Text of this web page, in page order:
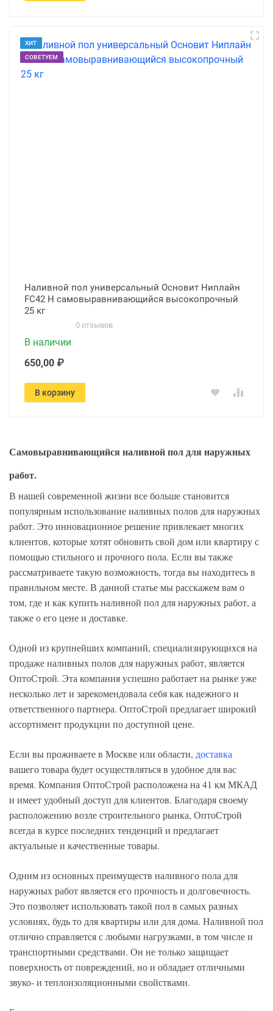
ХИТ
СОВЕТУЕМ
Наливной пол универсальный Основит Ниплайн
FC42 Н самовыравнивающийся высокопрочный
25 кг
0 отзывов
В наличии
650,00 ₽
В корзину
Самовыравнивающийся наливной пол для наружных
работ.
В нашей современной жизни все больше становится
популярным использование наливных полов для наружных
работ. Это инновационное решение привлекает многих
клиентов, которые хотят обновить свой дом или квартиру с
помощью стильного и прочного пола. Если вы также
рассматриваете такую возможность, тогда вы находитесь в
правильном месте. В данной статье мы расскажем вам о
том, где и как купить наливной пол для наружных работ, а
также о его цене и доставке.
Одной из крупнейших компаний, специализирующихся на
продаже наливных полов для наружных работ, является
ОптоСтрой. Эта компания успешно работает на рынке уже
несколько лет и зарекомендовала себя как надежного и
ответственного партнера. ОптоСтрой предлагает широкий
ассортимент продукции по доступной цене.
Если вы проживаете в Москве или области, доставка
вашего товара будет осуществляться в удобное для вас
время. Компания ОптоСтрой расположена на 41 км МКАД
и имеет удобный доступ для клиентов. Благодаря своему
расположению возле строительного рынка, ОптоСтрой
всегда в курсе последних тенденций и предлагает
актуальные и качественные товары.
Одним из основных преимуществ наливного пола для
наружных работ является его прочность и долговечность.
Это позволяет использовать такой пол в самых разных
условиях, будь то для квартиры или для дома. Наливной пол
отлично справляется с любыми нагрузками, в том числе и
транспортными средствами. Он не только защищает
поверхность от повреждений, но и обладает отличными
звуко- и теплоизоляционными свойствами.